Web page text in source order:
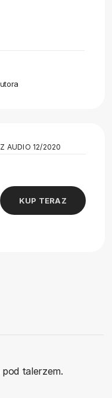
AUDIO 12/2020
KUP TERAZ
talerzem.